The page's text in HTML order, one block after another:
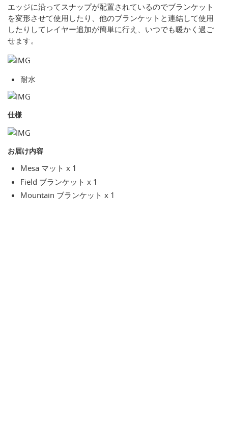
エッジに沿ってスナップが配置されているのでブランケット
を変形させて使用したり、他のブランケットと連結して使用
したりしてレイヤー追加が簡単に行え、いつでも暖かく過ご
せます。
耐水
仕様
お届け内容
Mesa マット x 1
Field ブランケット x 1
Mountain ブランケット x 1